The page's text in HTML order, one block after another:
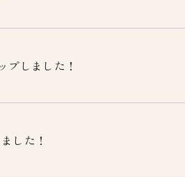
プしました！
した！